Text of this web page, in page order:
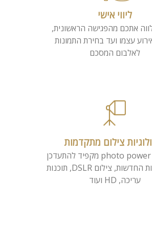
ליווי אישי
אתכם מהפגישה הראשונית,
עצמו ועד בחירת התמונות
לאלבום המסכם
צילום מתקדמות
הצוות של photo power מקפיד להתעדכן
בטכנולוגיות החדשות, צילום DSLR, תוכנות
עריכה, HD ועוד